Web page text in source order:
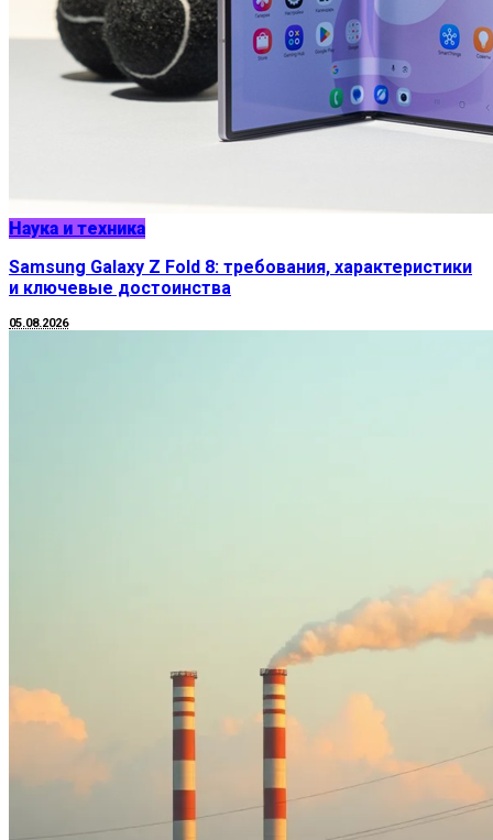
Наука и техника
Samsung Galaxy Z Fold 8: требования, характеристики
и ключевые достоинства
05.08.2026